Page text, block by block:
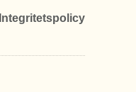
Integritetspolicy